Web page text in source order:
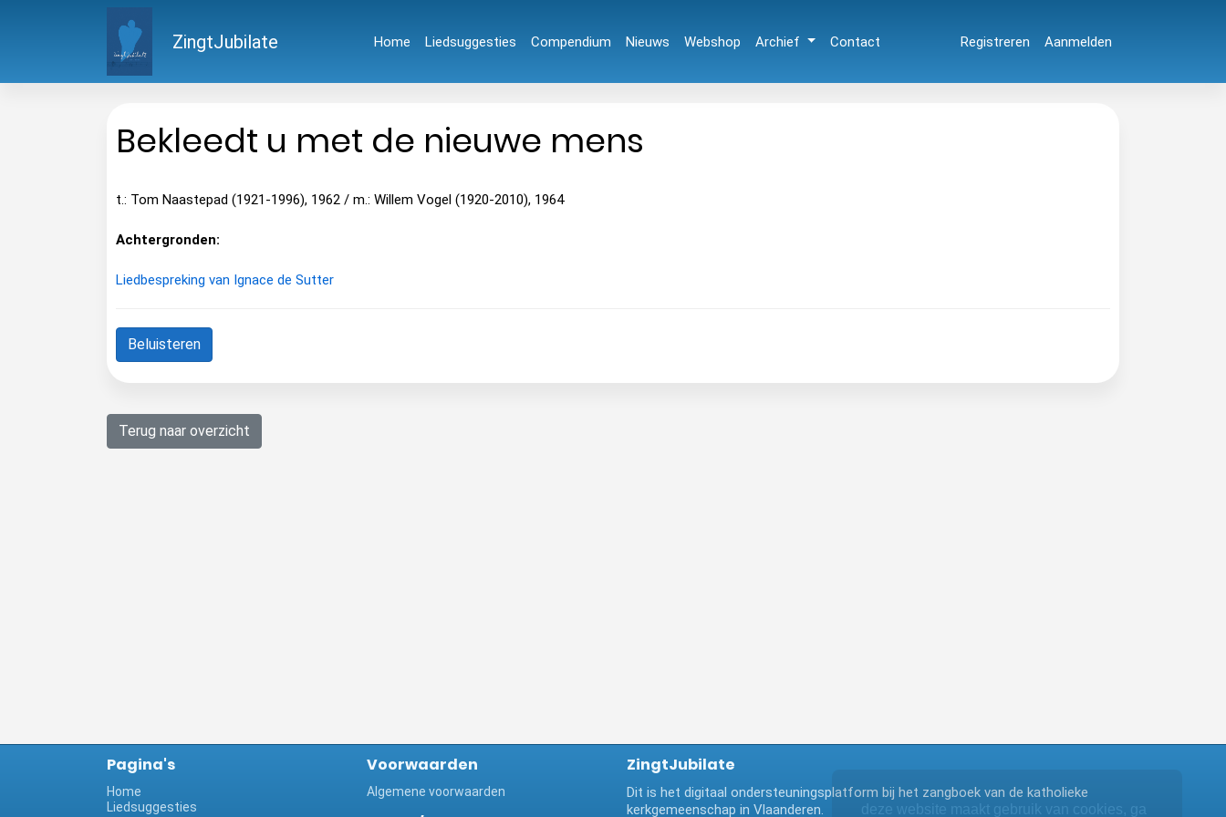
ZingtJubilate Home Liedsuggesties Compendium Nieuws Webshop Archief Contact Registreren Aanmelden
Bekleedt u met de nieuwe mens
t.: Tom Naastepad (1921-1996), 1962 / m.: Willem Vogel (1920-2010), 1964
Achtergronden:
Liedbespreking van Ignace de Sutter
Beluisteren
Terug naar overzicht
Pagina's
Home
Liedsuggesties
Voorwaarden
Algemene voorwaarden
ZingtJubilate
Dit is het digitaal ondersteuningsplatform bij het zangboek van de katholieke
kerkgemeenschap in Vlaanderen.
deze website maakt gebruik van cookies, ga